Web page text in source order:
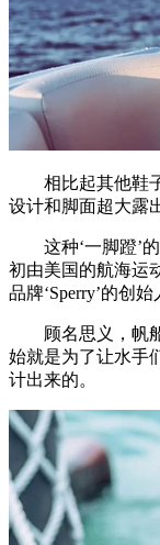
相比起其他鞋子
设计和脚面超大露
这种‘一脚蹬’的
初由美国的航海运
品牌‘Sperry’的创始
顾名思义，帆船
始就是为了让水手
计出来的。